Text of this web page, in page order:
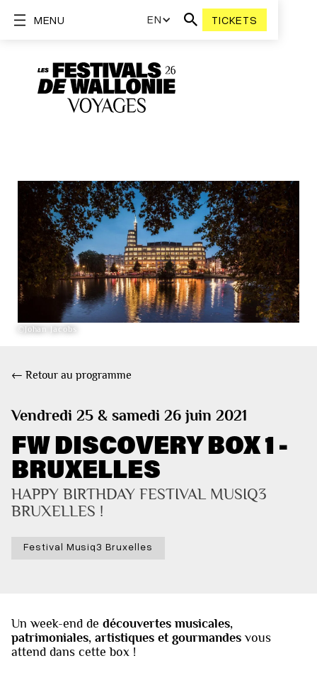
EN TICKETS
MENU
©Johan Jacobs
← Retour au programme
Vendredi 25 & samedi 26 juin 2021
FW DISCOVERY BOX 1 -
BRUXELLES
HAPPY BIRTHDAY FESTIVAL MUSIQ3
BRUXELLES !
Festival Musiq3 Bruxelles
Un week-end de découvertes musicales,
patrimoniales, artistiques et gourmandes vous
attend dans cette box !